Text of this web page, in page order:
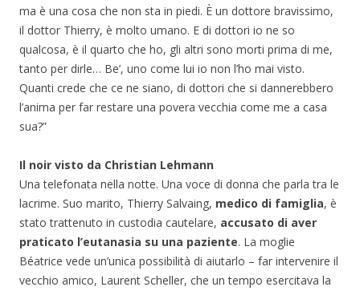
ma è una cosa che non sta in piedi. È un dottore bravissimo,
il dottor Thierry, è molto umano. E di dottori io ne so
qualcosa, è il quarto che ho, gli altri sono morti prima di me,
tanto per dirle… Be’, uno come lui io non l’ho mai visto.
Quanti crede che ce ne siano, di dottori che si dannerebbero
l’anima per far restare una povera vecchia come me a casa
sua?”
Il noir visto da Christian Lehmann
Una telefonata nella notte. Una voce di donna che parla tra le
lacrime. Suo marito, Thierry Salvaing, medico di famiglia, è
stato trattenuto in custodia cautelare, accusato di aver
praticato l’eutanasia su una paziente. La moglie
Béatrice vede un’unica possibilità di aiutarlo – far intervenire il
vecchio amico, Laurent Scheller, che un tempo esercitava la